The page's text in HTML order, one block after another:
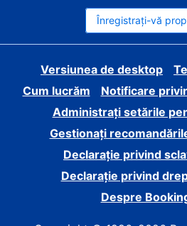
Înregistrați-vă
Versiunea de desktop
Cum lucrăm
Notificare
Administrați setările
Gestionați
Declarație privind
Declarație privind
Despre